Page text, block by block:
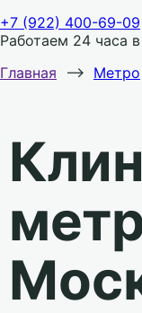
+7 (922) 400-69-09
Работаем 24 часа
Главная ⟶ Метро